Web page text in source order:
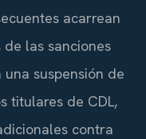
acarrean
las sanciones
suspensión de
titulares de CDL,
contra